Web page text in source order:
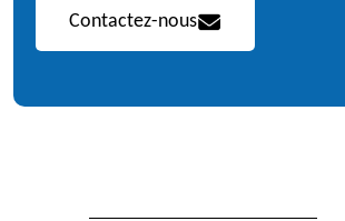
Contactez-nous